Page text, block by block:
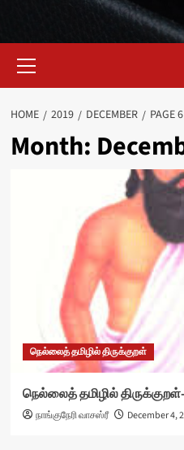
Menu
HOME 2019 DECEMBER PAGE 6
Month:
நெல்லைத் தமிழில் திருக்குறள்
நெல்லைத் தமிழில்
நாங்குநேரி வாசஸ்ரீ December 4,